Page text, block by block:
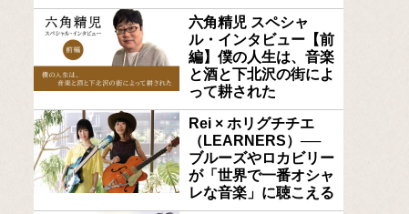
六角精児 スペシャ
ル・インタビュー【前
編】僕の人生は、音楽
と酒と下北沢の街によ
って耕された
Rei × ホリグチチエ
（LEARNERS）──
ブルーズやロカビリー
が「世界で一番オシャ
レな音楽」に聴こえる